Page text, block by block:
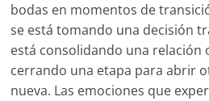
bodas en momentos de
se está tomando una decisión
está consolidando una relación
cerrando una etapa para abrir
nueva. Las emociones que